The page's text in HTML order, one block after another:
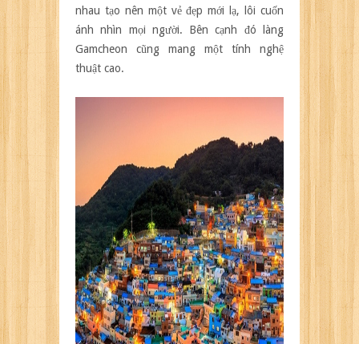
nhau tạo nên một vẻ đẹp mới lạ, lôi cuốn
ánh nhìn mọi người. Bên cạnh đó làng
Gamcheon cũng mang một tính nghệ
thuật cao.